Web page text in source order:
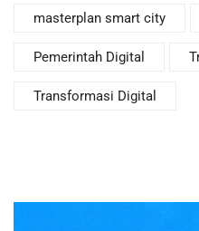
masterplan smart city
Pemerintah Digital
Transformasi Digital